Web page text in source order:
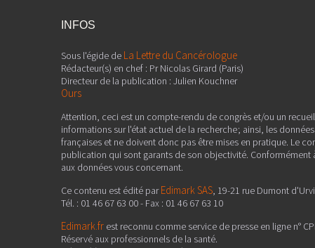
INFOS
Sous l'égide de La Lettre du Cancérologue
Rédacteur(s) en chef : Pr Nicolas Girard (Paris)
Directeur de la publication : Julien Kouchner
Ours
Attention, ceci est un compte-rendu de congrès et/ou un
informations sur l'état actuel de la recherche ; ainsi, les
françaises et ne doivent donc pas être mises en pratique. Le
publication qui sont garants de son objectivité.
aux données vous concernant.
Ce contenu est édité parEdimark SAS, 19-21 rue Dumont
Tél. : 01 46 67 63 00 - Fax : 01 46 67 63 10
Edimark.fr est reconnu comme service de presse en ligne n°
Réservé aux professionnels de la santé.